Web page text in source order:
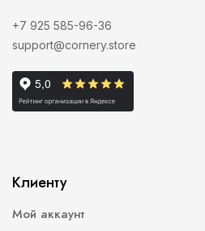
+7 925 585-96-36
support@cornery.store
Клиенту
Мой аккаунт